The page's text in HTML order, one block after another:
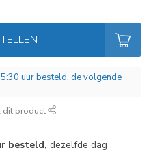
uur besteld, de volgende
dit product
besteld, dezelfde dag